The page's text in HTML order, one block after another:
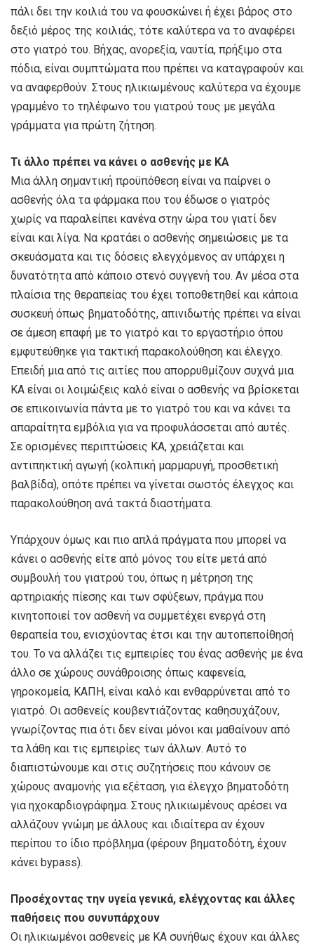
πάλι δει την κοιλιά του να φουσκώνει ή έχει βάρος στο
δεξιό μέρος της κοιλιάς, τότε καλύτερα να το αναφέρει
στο γιατρό του. Βήχας, ανορεξία, ναυτία, πρήξιμο στα
πόδια, είναι συμπτώματα που πρέπει να καταγραφούν και
να αναφερθούν. Στους ηλικιωμένους καλύτερα να έχουμε
γραμμένο το τηλέφωνο του γιατρού τους με μεγάλα
γράμματα για πρώτη ζήτηση.
Τι άλλο πρέπει να κάνει ο ασθενής με ΚΑ
Μια άλλη σημαντική προϋπόθεση είναι να παίρνει ο
ασθενής όλα τα φάρμακα που του έδωσε ο γιατρός
χωρίς να παραλείπει κανένα στην ώρα του γιατί δεν
είναι και λίγα. Να κρατάει ο ασθενής σημειώσεις με τα
σκευάσματα και τις δόσεις ελεγχόμενος αν υπάρχει η
δυνατότητα από κάποιο στενό συγγενή του. Αν μέσα στα
πλαίσια της θεραπείας του έχει τοποθετηθεί και κάποια
συσκευή όπως βηματοδότης, απινιδωτής πρέπει να είναι
σε άμεση επαφή με το γιατρό και το εργαστήριο όπου
εμφυτεύθηκε για τακτική παρακολούθηση και έλεγχο.
Επειδή μια από τις αιτίες που απορρυθμίζουν συχνά μια
ΚΑ είναι οι λοιμώξεις καλό είναι ο ασθενής να βρίσκεται
σε επικοινωνία πάντα με το γιατρό του και να κάνει τα
απαραίτητα εμβόλια για να προφυλάσσεται από αυτές.
Σε ορισμένες περιπτώσεις ΚΑ, χρειάζεται και
αντιπηκτική αγωγή (κολπική μαρμαρυγή, προσθετική
βαλβίδα), οπότε πρέπει να γίνεται σωστός έλεγχος και
παρακολούθηση ανά τακτά διαστήματα.
Υπάρχουν όμως και πιο απλά πράγματα που μπορεί να
κάνει ο ασθενής είτε από μόνος του είτε μετά από
συμβουλή του γιατρού του, όπως η μέτρηση της
αρτηριακής πίεσης και των σφύξεων, πράγμα που
κινητοποιεί τον ασθενή να συμμετέχει ενεργά στη
θεραπεία του, ενισχύοντας έτσι και την αυτοπεποίθησή
του. Το να αλλάζει τις εμπειρίες του ένας ασθενής με ένα
άλλο σε χώρους συνάθροισης όπως καφενεία,
γηροκομεία, ΚΑΠΗ, είναι καλό και ενθαρρύνεται από το
γιατρό. Οι ασθενείς κουβεντιάζοντας καθησυχάζουν,
γνωρίζοντας πια ότι δεν είναι μόνοι και μαθαίνουν από
τα λάθη και τις εμπειρίες των άλλων. Αυτό το
διαπιστώνουμε και στις συζητήσεις που κάνουν σε
χώρους αναμονής για εξέταση, για έλεγχο βηματοδότη
για ηχοκαρδιογράφημα. Στους ηλικιωμένους αρέσει να
αλλάζουν γνώμη με άλλους και ιδιαίτερα αν έχουν
περίπου το ίδιο πρόβλημα (φέρουν βηματοδότη, έχουν
κάνει bypass).
Προσέχοντας την υγεία γενικά, ελέγχοντας και άλλες
παθήσεις που συνυπάρχουν
Οι ηλικιωμένοι ασθενείς με ΚΑ συνήθως έχουν και άλλες